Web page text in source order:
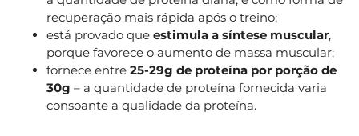
recuperação mais rápida após o treino;
está provado que estimula a síntese muscular,
porque favorece o aumento de massa muscular;
fornece entre 25-29g de proteína por porção de
30g – a quantidade de proteína fornecida varia
consoante a qualidade da proteína.